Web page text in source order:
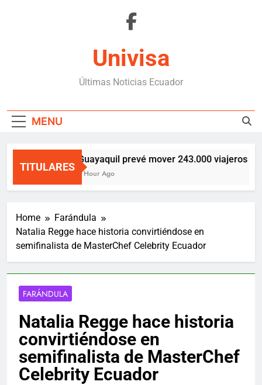
Univisa
Últimas Noticias Ecuador
MENU
TITULARES
Guayaquil prevé mover 243.000 viajeros en
1 Hour Ago
Home
Farándula
Natalia Regge hace historia convirtiéndose en
semifinalista de MasterChef Celebrity Ecuador
FARÁNDULA
Natalia Regge hace historia
convirtiéndose en
semifinalista de MasterChef
Celebrity Ecuador